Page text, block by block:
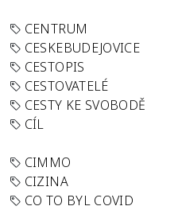
CENTRUM
CESKEBUDEJOVICE
CESTOPIS
CESTOVATELÉ
CESTY KE SVOBODĚ
CÍL
CIMMO
CIZINA
CO TO BYL COVID